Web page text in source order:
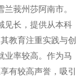
莪州莎阿南市。
见长，提供从本科
教育注重实践与创
业率较高。作为马
有较高声誉，吸引